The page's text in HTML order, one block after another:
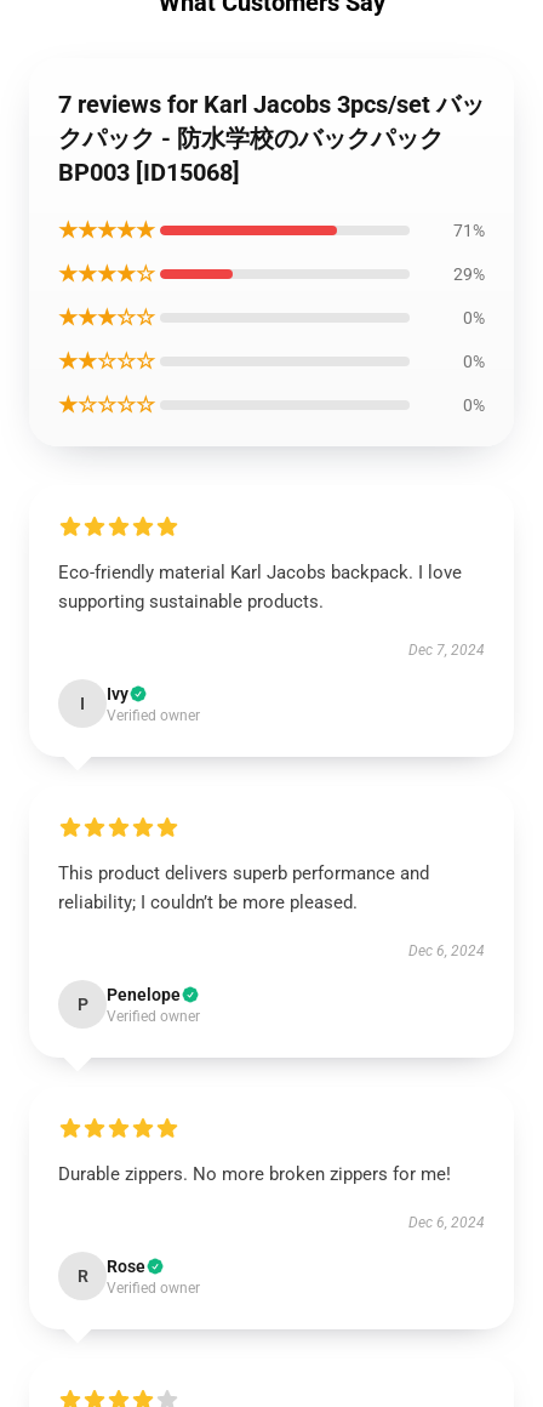
7 reviews for Karl Jacobs 3pcs/set バッ
クパック - 防水学校のバックパック
BP003 [ID15068]
★★★★★ 71%
★★★★☆ 29%
★★★☆☆ 0%
★★☆☆☆ 0%
★☆☆☆☆ 0%
Eco-friendly material Karl Jacobs backpack. I love
supporting sustainable products.
Dec 7, 2024
I Ivy
Verified owner
This product delivers superb performance and
reliability; I couldn’t be more pleased.
Dec 6, 2024
P Penelope
Verified owner
Durable zippers. No more broken zippers for me!
Dec 6, 2024
R Rose
Verified owner